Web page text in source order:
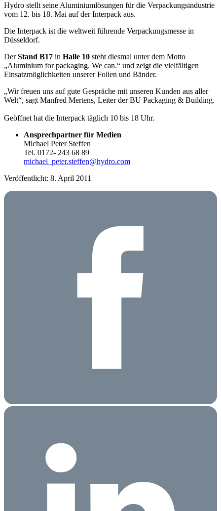
Hydro stellt seine Aluminiumlösungen für die Verpackungsindustrie
vom 12. bis 18. Mai auf der Interpack aus.
Die Interpack ist die weltweit führende Verpackungsmesse in
Düsseldorf.
DerStand B17 in Halle 10 steht diesmal unter dem Motto
„Aluminium for packaging. We can.“ und zeigt die vielfältigen
Einsatzmöglichkeiten unserer Folien und Bänder.
„Wir freuen uns auf gute Gespräche mit unseren Kunden aus aller
Welt“, sagt Manfred Mertens, Leiter der BU Packaging & Building.
Geöffnet hat die Interpack täglich 10 bis 18 Uhr.
Ansprechpartner für Medien
Michael Peter Steffen
Tel. 0172- 243 68 89
michael_peter.steffen@hydro.com
Veröffentlicht: 8. April 2011